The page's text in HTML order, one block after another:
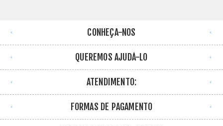
CONHEÇA-NOS
QUEREMOS AJUDÁ-LO
ATENDIMENTO:
FORMAS DE PAGAMENTO